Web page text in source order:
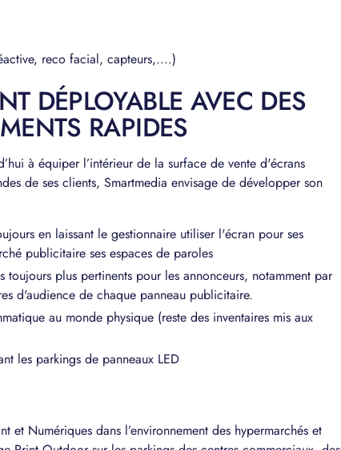
reco facial, capteurs,....)
DÉPLOYABLE AVEC DES
RAPIDES
à équiper l’intérieur de la surface de vente d'écrans
de ses clients, Smartmedia envisage de développer son
en laissant le gestionnaire utiliser l'écran pour ses
publicitaire ses espaces de paroles
plus pertinents pour les annonceurs, notamment par
d'audience de chaque panneau publicitaire.
au monde physique (reste des inventaires mis aux
les parkings de panneaux LED
Numériques dans l’environnement des hypermarchés et